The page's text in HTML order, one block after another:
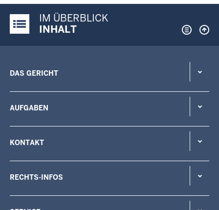
Justiz-Portal im Überblick:
IM ÜBERBLICK
INHALT
DAS GERICHT
AUFGABEN
KONTAKT
RECHTS-INFOS